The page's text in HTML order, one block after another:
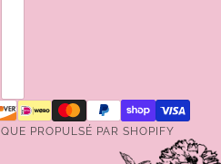
PROPULSÉ PAR SHOPIFY